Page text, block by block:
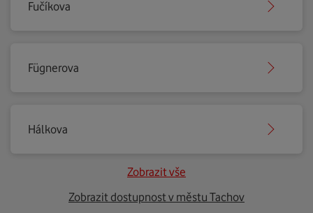
Fučíkova
Fügnerova
Hálkova
Zobrazit vše
Zobrazit dostupnost v městu Tachov